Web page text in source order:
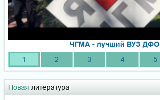
ЧГМА - лучший ВУЗ ДФО
1
2 3 4 5
Новая литература